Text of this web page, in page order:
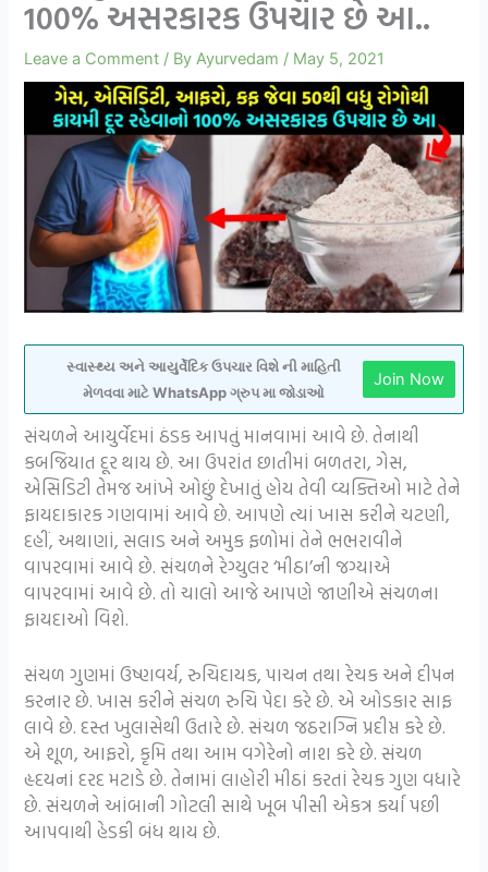
100% અસરકારક ઉપચાર છે આ..
Leave a Comment / ByAyurvedam / May 5, 2021
સ્વાસ્થ્ય અને આયુર્વેદિક ઉપચાર વિશે ની માહિતી
મેળવવા માટે WhatsApp ગ્રુપ મા જોડાઓ
Join Now
સંચળને આયુર્વેદમાં ઠંડક આપતું માનવામાં આવે છે. તેનાથી
કબજિયાત દૂર થાય છે. આ ઉપરાંત છાતીમાં બળતરા, ગેસ,
એસિડિટી તેમજ આંખે ઓછું દેખાતું હોય તેવી વ્યક્તિઓ માટે તેને
ફાયદાકારક ગણવામાં આવે છે. આપણે ત્યાં ખાસ કરીને ચટણી,
દહીં, અથાણાં, સલાડ અને અમુક ફળોમાં તેને ભભરાવીને
વાપરવામાં આવે છે. સંચળને રેગ્યુલર ‘મીઠા’ની જગ્યાએ
વાપરવામાં આવે છે. તો ચાલો આજે આપણે જાણીએ સંચળના
ફાયદાઓ વિશે.
સંચળ ગુણમાં ઉષ્ણવર્ય, રુચિદાયક, પાચન તથા રેચક અને દીપન
કરનાર છે. ખાસ કરીને સંચળ રુચિ પેદા કરે છે. એ ઓડકાર સાફ
લાવે છે. દસ્ત ખુલાસેથી ઉતારે છે. સંચળ જઠરાગ્નિ પ્રદીપ્ત કરે છે.
એ શૂળ, આફરો, કૃમિ તથા આમ વગેરેનો નાશ કરે છે. સંચળ
હૃદયનાં દરદ મટાડે છે. તેનામાં લાહોરી મીઠાં કરતાં રેચક ગુણ વધારે
છે. સંચળને આંબાની ગોટલી સાથે ખૂબ પીસી એકત્ર કર્યા પછી
આપવાથી હેડકી બંધ થાય છે.